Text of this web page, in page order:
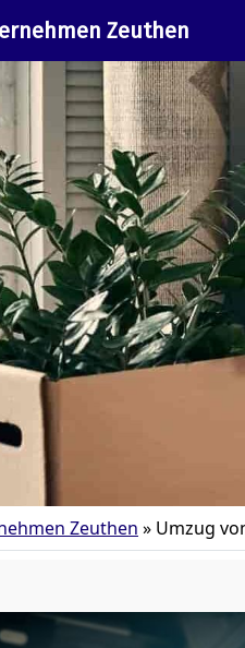
Zeuthen
Zeuthen » Umzug